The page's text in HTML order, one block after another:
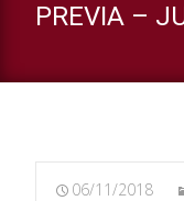
PREVIA –
06/11/2018